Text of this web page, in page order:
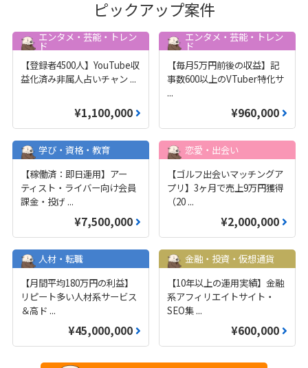
ピックアップ案件
エンタメ・芸能・トレン
ド
【登録者4500人】YouTube収
益化済み非属人占いチャン ...
¥1,100,000
エンタメ・芸能・トレン
ド
【毎月5万円前後の収益】記
事数600以上のVTuber特化サ
...
¥960,000
学び・資格・教育
【稼働済：即日運用】アー
ティスト・ライバー向け会員
課金・投げ ...
¥7,500,000
恋愛・出会い
【ゴルフ出会いマッチングア
プリ】3ヶ月で売上9万円獲得
（20 ...
¥2,000,000
人材・転職
【月間平均180万円の利益】
リピート多い人材系サービス
＆高ド ...
¥45,000,000
金融・投資・仮想通貨
【10年以上の運用実績】金融
系アフィリエイトサイト・
SEO集 ...
¥600,000